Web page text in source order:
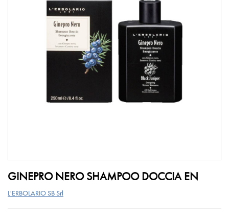
GINEPRO NERO SHAMPOO DOCCIA EN
L'ERBOLARIO SB Srl